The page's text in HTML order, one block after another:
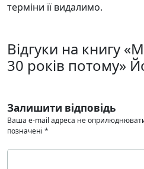
терміни її видалимо.
Відгуки на книгу
30 років потому»
Залишити відповідь
Ваша e-mail адреса не
позначені *